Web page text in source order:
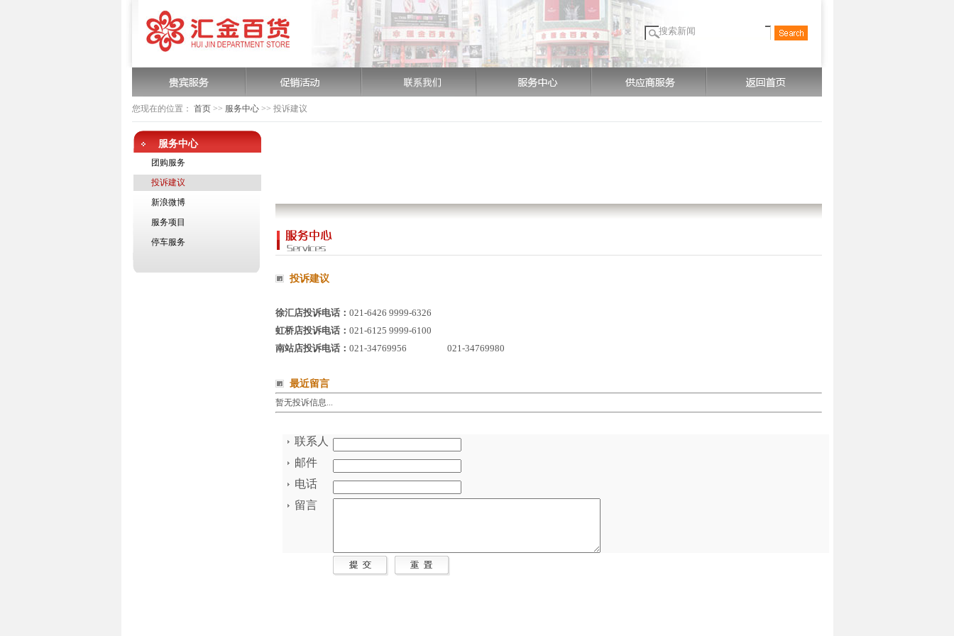
您现在的位置： 首页 >> 服务中心 >> 投诉建议
服务中心
团购服务
投诉建议
新浪微博
服务项目
停车服务
投诉建议
徐汇店投诉电话： 021-6426 9999-6326
虹桥店投诉电话： 021-6125 9999-6100
南站店投诉电话： 021-34769956 021-34769980
最近留言
暂无投诉信息...
联系人
邮件
电话
留言